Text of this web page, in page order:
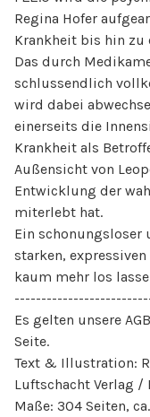
Regina Hofer
Krankheit bis hin zu
Das durch
schlussendlich
wird dabei
einerseits die
Krankheit als
Außensicht von
Entwicklung der
miterlebt hat.
Ein
starken,
kaum mehr los
Es gelten unsere
Seite.
Text & Illustration:
Luftschacht Verlag /
Maße: 304 Seiten,